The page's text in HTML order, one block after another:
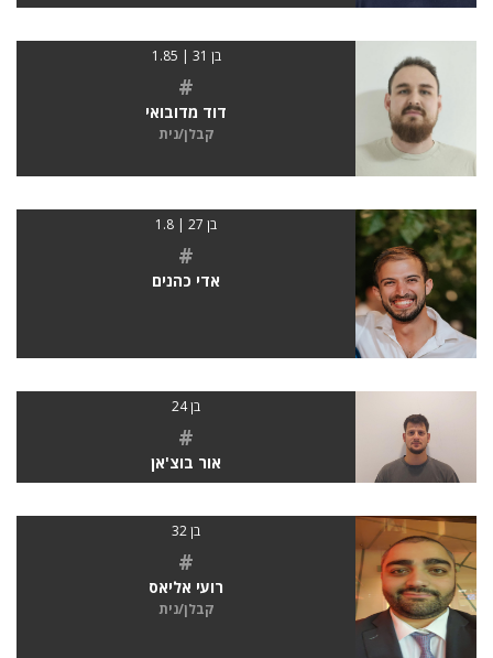
בן 31 | 1.85
#
דוד מדובואי
קבלן/נית
בן 27 | 1.8
#
אדי כהנים
בן 24
#
אור בוצ'אן
בן 32
#
רועי אליאס
קבלן/נית